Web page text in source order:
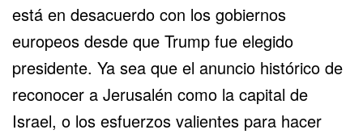
está en desacuerdo con los gobiernos
europeos desde que Trump fue elegido
presidente. Ya sea que el anuncio histórico de
reconocer a Jerusalén como la capital de
Israel, o los esfuerzos valientes para hacer